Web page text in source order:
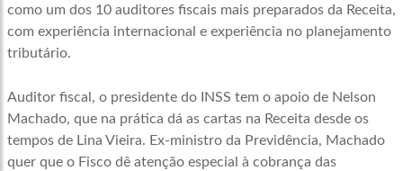
como um dos 10 auditores fiscais mais preparados da Receita,
com experiência internacional e experiência no planejamento
tributário.
Auditor fiscal, o presidente do INSS tem o apoio de Nelson
Machado, que na prática dá as cartas na Receita desde os
tempos de Lina Vieira. Ex-ministro da Previdência, Machado
quer que o Fisco dê atenção especial à cobrança das